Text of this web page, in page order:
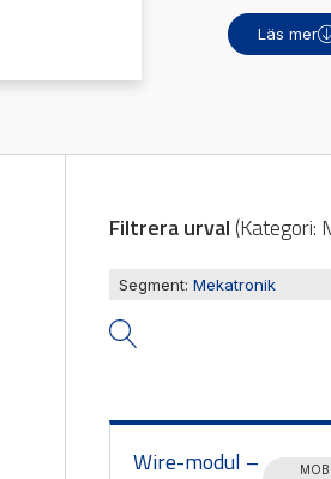
Räknare / Displayer
Läs mer
Filtrera urval(Kategori:
Segment: Mekatronik
Wire-modul –